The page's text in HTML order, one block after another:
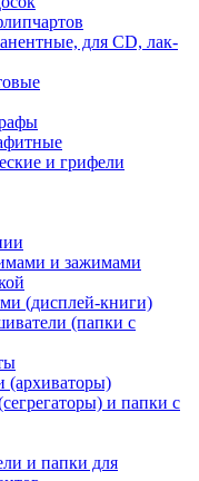
для CD, лак-
и грифели
и зажимами
(дисплей-книги)
(папки с
(архиваторы)
и папки с
и папки для